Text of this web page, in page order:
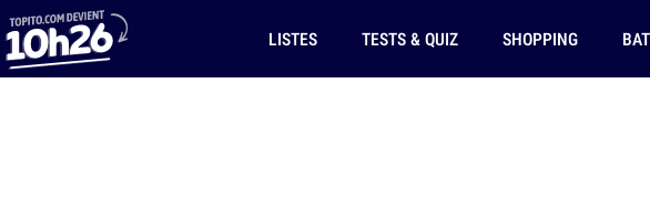
LISTES TESTS & QUIZ SHOPPING